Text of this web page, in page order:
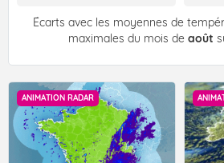
Écarts avec les moyennes de
maximales du mois de août
ANIMATION RADAR